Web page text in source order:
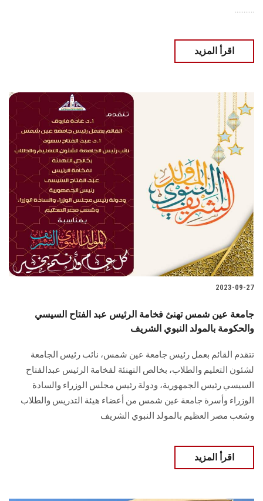
...........
اقرأ المزيد
2023-09-27
جامعة عين شمس تهنئ فخامة الرئيس عبد الفتاح السيسي
والحكومة بالمولد النبوي الشريف
تتقدم القائم بعمل رئيس جامعة عين شمس، نائب رئيس الجامعة
لشئون التعليم والطلاب، بخالص التهنئة لفخامة الرئيس عبدالفتاح
السيسي رئيس الجمهورية، ودولة رئيس مجلس الوزراء والسادة
الوزراء وأسرة جامعة عين شمس من أعضاء هيئة التدريس والطلاب
وشعب مصر العظيم بالمولد النبوي الشريف
اقرأ المزيد